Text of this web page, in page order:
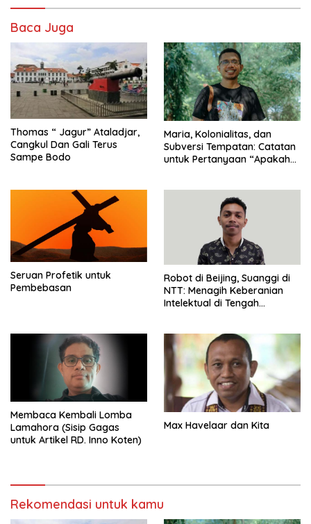
Baca Juga
Thomas “ Jagur” Ataladjar,
Cangkul Dan Gali Terus
Sampe Bodo
Maria, Kolonialitas, dan
Subversi Tempatan: Catatan
untuk Pertanyaan “Apakah
Seruan Profetik untuk
Pembebasan
Robot di Beijing, Suanggi di
NTT: Menagih Keberanian
Intelektual di Tengah
Membaca Kembali Lomba
Lamahora (Sisip Gagas
untuk Artikel RD. Inno Koten)
Max Havelaar dan Kita
Rekomendasi untuk kamu